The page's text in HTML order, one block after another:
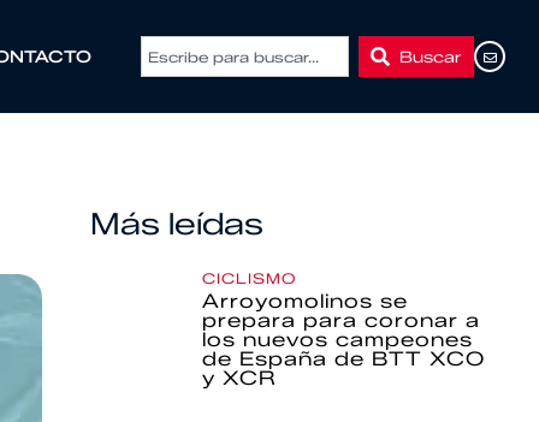
Buscar
Más leídas
CICLISMO
Arroyomolinos se
prepara para coronar a
los nuevos campeones
de España de BTT XCO
y XCR